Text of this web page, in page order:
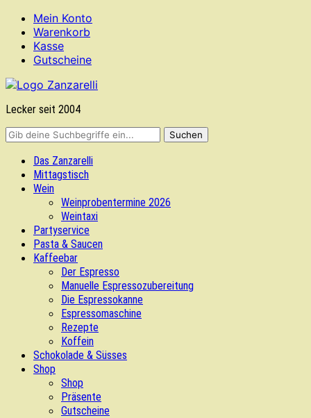
Mein Konto
Warenkorb
Kasse
Gutscheine
Lecker seit 2004
Das Zanzarelli
Mittagstisch
Wein
Weinprobentermine 2026
Weintaxi
Partyservice
Pasta & Saucen
Kaffeebar
Der Espresso
Manuelle Espressozubereitung
Die Espressokanne
Espressomaschine
Rezepte
Koffein
Schokolade & Süsses
Shop
Shop
Präsente
Gutscheine